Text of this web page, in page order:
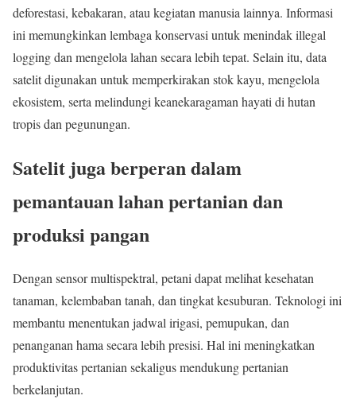
deforestasi, kebakaran, atau kegiatan manusia lainnya. Informasi
ini memungkinkan lembaga konservasi untuk menindak illegal
logging dan mengelola lahan secara lebih tepat. Selain itu, data
satelit digunakan untuk memperkirakan stok kayu, mengelola
ekosistem, serta melindungi keanekaragaman hayati di hutan
tropis dan pegunungan.
Satelit juga berperan dalam
pemantauan lahan pertanian dan
produksi pangan
Dengan sensor multispektral, petani dapat melihat kesehatan
tanaman, kelembaban tanah, dan tingkat kesuburan. Teknologi ini
membantu menentukan jadwal irigasi, pemupukan, dan
penanganan hama secara lebih presisi. Hal ini meningkatkan
produktivitas pertanian sekaligus mendukung pertanian
berkelanjutan.